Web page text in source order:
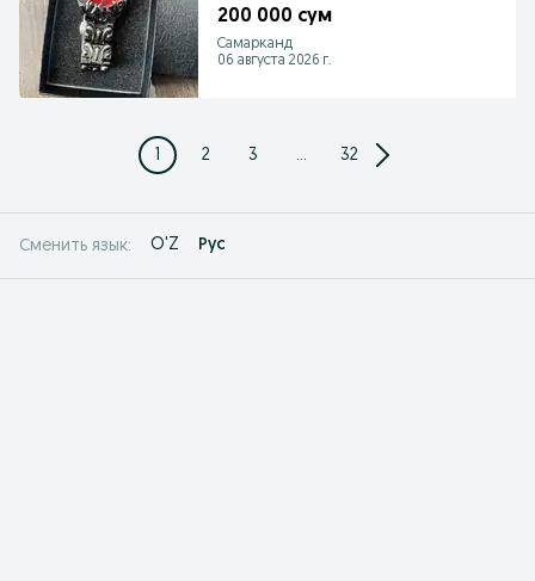
200 000 сум
Самарканд
06 августа 2026 г.
1 2 3 ... 32
Сменить язык: O'Z Рус